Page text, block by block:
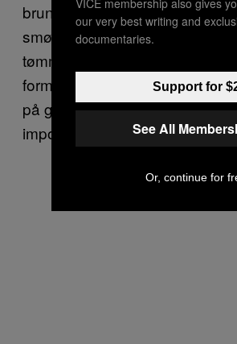
brun sovs, rødbeder og det
smørrebrød og snaps. Dansk
tømmermænd. Det er tung kost,
formår alligevel at holde en
på grund af alle de syltede
imponerende.
our very best writing and
documentaries.
Support for
See All
Or, continue for